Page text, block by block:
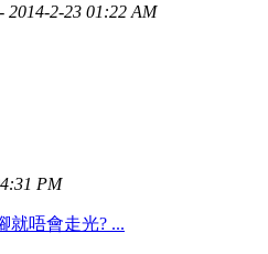
- 2014-2-23 01:22 AM
PM
就唔會走光? ...